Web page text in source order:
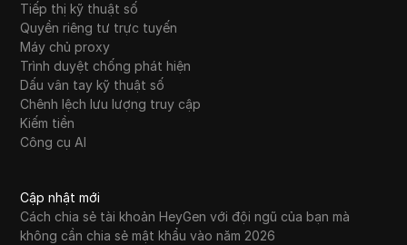
Tiếp thị kỹ thuật số
Quyền riêng tư trực tuyến
Máy chủ proxy
Trình duyệt chống phát hiện
Dấu vân tay kỹ thuật số
Chênh lệch lưu lượng truy cập
Kiếm tiền
Công cụ AI
Cập nhật mới
Cách chia sẻ tài khoản HeyGen với đội ngũ của bạn mà
không cần chia sẻ mật khẩu vào năm 2026